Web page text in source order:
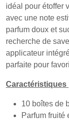
idéal pour étoffer
avec une note
parfum doux et
recherche de
applicateur
parfaite pour
Caractéristiques
10 boîtes de
Parfum fruité